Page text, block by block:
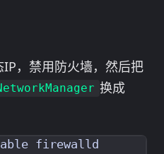
，禁用防火墙，然后把
换成